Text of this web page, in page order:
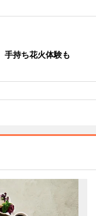
持ち花火体験も